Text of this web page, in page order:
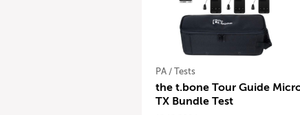
PA/ Tests
the t.bone Tour Guide
TX Bundle Test